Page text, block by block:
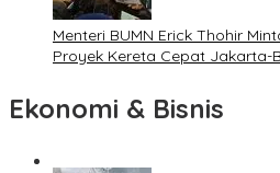
Menteri BUMN Erick Thohir
Proyek Kereta Cepat Jakarta-
Ekonomi & Bisnis